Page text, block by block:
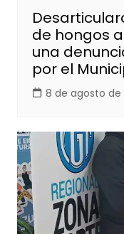
de hongos
una
por el
8 de agosto de